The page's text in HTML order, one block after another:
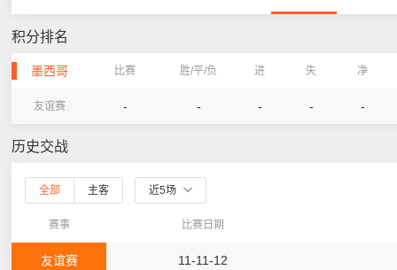
积分排名
墨西哥 比赛 胜/平/负 进 失 净
友谊赛 - - - - -
历史交战
全部 主客 近5场
赛事 比赛日期
友谊赛 11-11-12